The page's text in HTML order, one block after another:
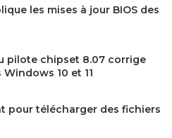
les mises à jour BIOS des
pilote chipset 8.07 corrige
10 et 11
pour télécharger des fichiers